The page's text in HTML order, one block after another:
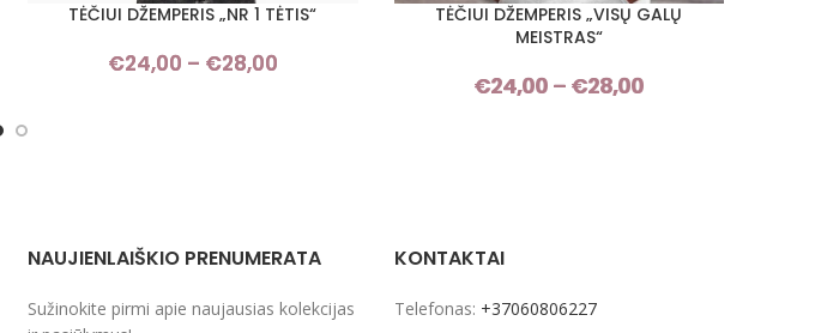
PASIRINKTI SAVYBES
TĖČIUI DŽEMPERIS „NR 1 TĖTIS“
€24,00 – €28,00
PASIRINKTI SAVYBES
TĖČIUI DŽEMPERIS „VISŲ GALŲ
MEISTRAS“
€24,00 – €28,00
NAUJIENLAIŠKIO PRENUMERATA
Sužinokite pirmi apie naujausias kolekcijas
KONTAKTAI
Telefonas: +37060806227